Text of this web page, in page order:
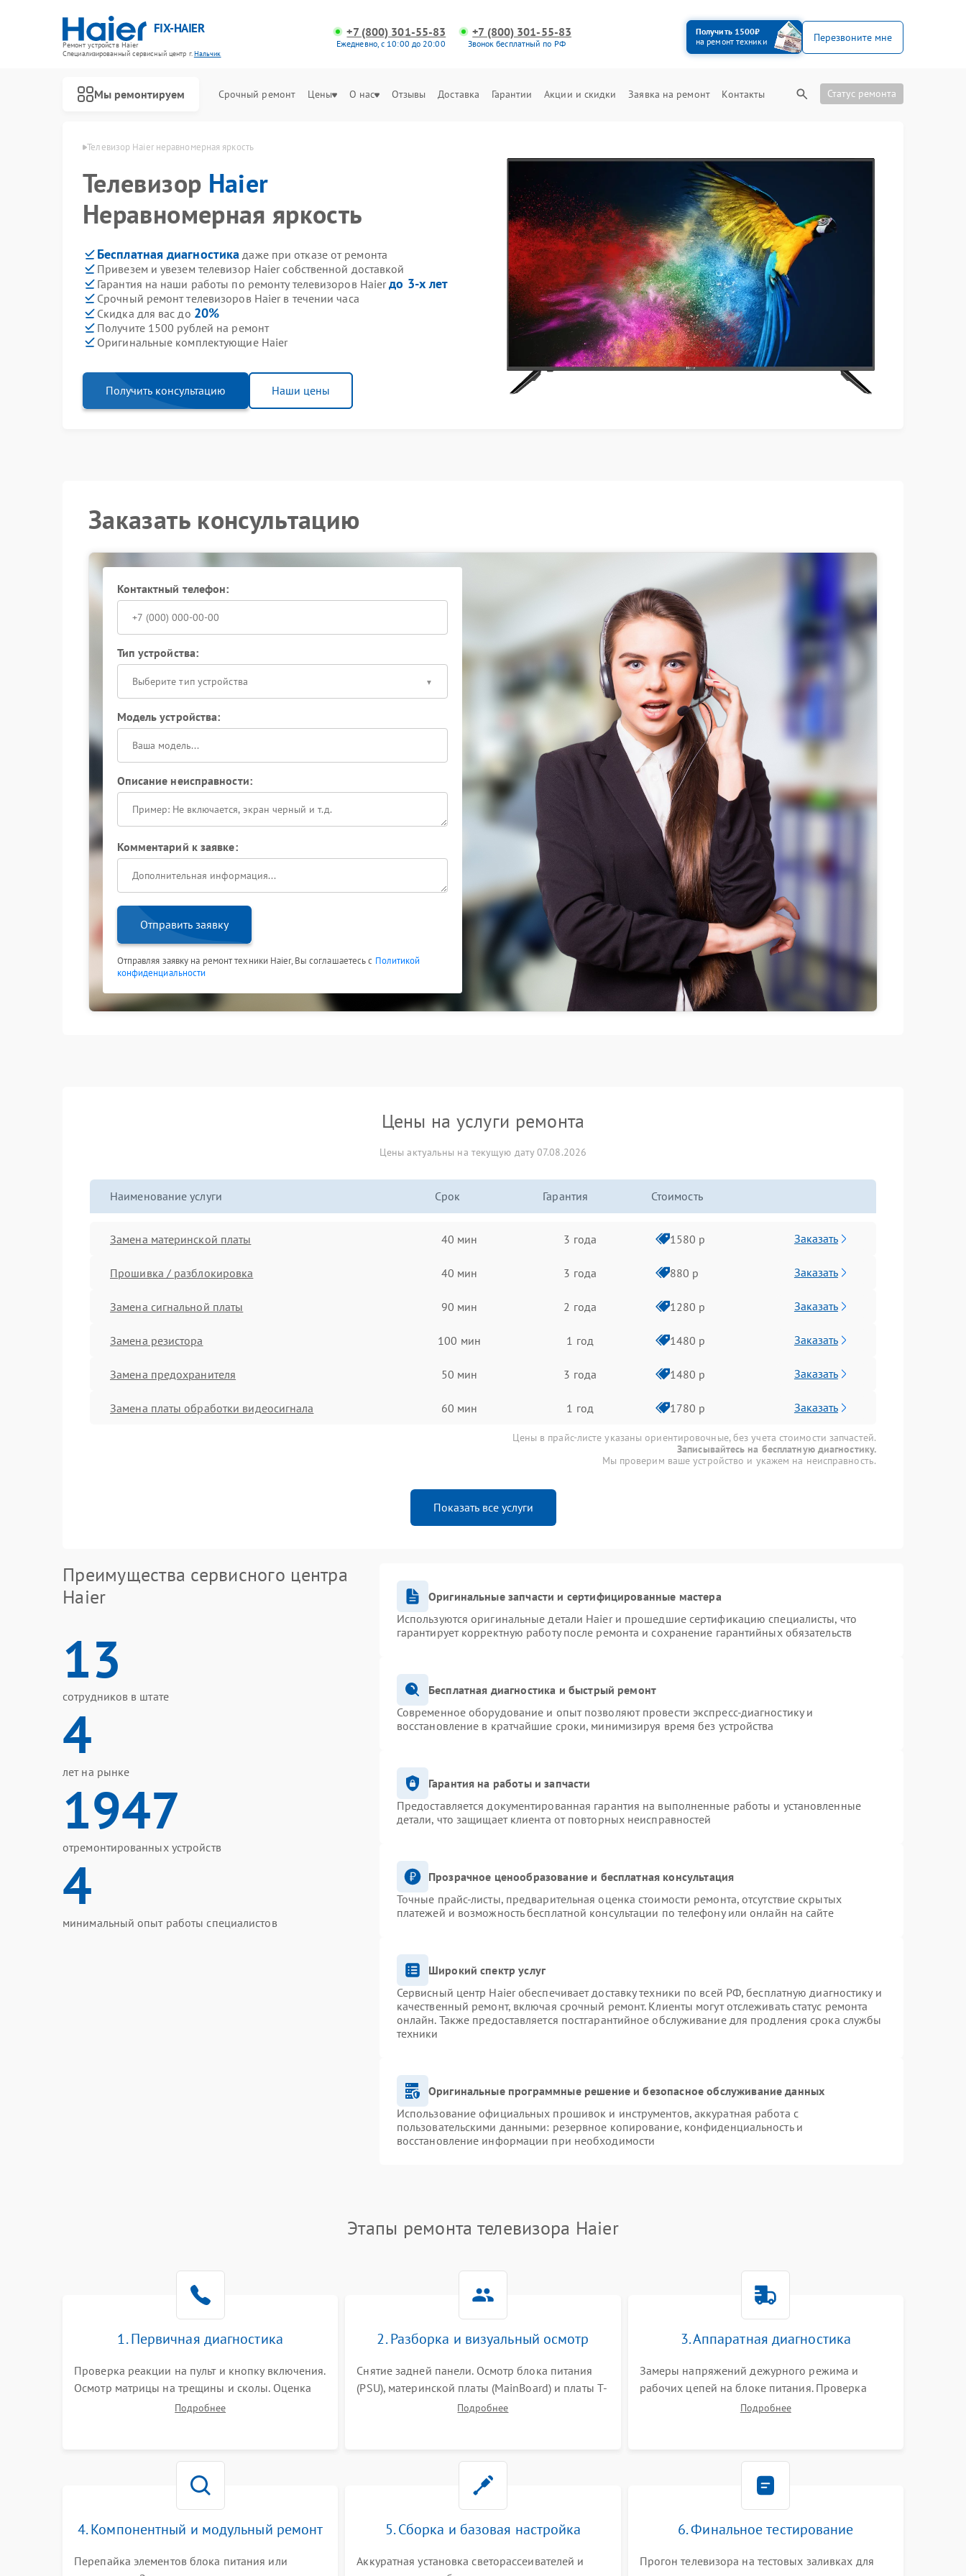
FIX-HAIER
Ремонт устройств Haier
Специализированный cервисный центр г.Нальчик
+7 (800) 301-55-83
Ежедневно, с 10:00 до 20:00
+7 (800) 301-55-83
Звонок бесплатный по РФ
Получить 1500₽
на ремонт техники
Перезвоните мне
Мы ремонтируем Срочный ремонт Цены О нас Отзывы Доставка Гарантии Акции и скидки Заявка на ремонт Контакты Статус ремонта
Haier в Нальчике Телевизор Haier неравномерная яркость
Телевизор Haier
Неравномерная яркость
Бесплатная диагностика даже при отказе от ремонта
Привезем и увезем телевизор Haier собственной доставкой
Гарантия на наши работы по ремонту телевизоров Haierдо 3-х лет
Срочный ремонт телевизоров Haier в течении часа
Скидка для вас до 20%
Получите 1500 рублей на ремонт
Оригинальные комплектующие Haier
Получить консультацию Наши цены
Заказать консультацию
Контактный телефон:
Тип устройства:
Выберите тип устройства
Модель устройства:
Описание неисправности:
Комментарий к заявке:
Отправить заявку
Отправляя заявку на ремонт техники Haier, Вы соглашаетесь с Политикой
конфиденциальности
Цены на услуги ремонта
Цены актуальны на текущую дату 07.08.2026
Наименование услуги Срок Гарантия Стоимость
Замена материнской платы 40 мин 3 года 1580 р Заказать
Прошивка / разблокировка 40 мин 3 года 880 р Заказать
Замена сигнальной платы 90 мин 2 года 1280 р Заказать
Замена резистора 100 мин 1 год 1480 р Заказать
Замена предохранителя 50 мин 3 года 1480 р Заказать
Замена платы обработки видеосигнала 60 мин 1 год 1780 р Заказать
Цены в прайс-листе указаны ориентировочные, без учета стоимости запчастей.
Записывайтесь на бесплатную диагностику.
Мы проверим ваше устройство и укажем на неисправность.
Показать все услуги
Преимущества сервисного центра
Haier
13
сотрудников в штате
4
лет на рынке
1947
отремонтированных устройств
4
минимальный опыт работы специалистов
Оригинальные запчасти и сертифицированные мастера
Используются оригинальные детали Haier и прошедшие сертификацию специалисты, что
гарантирует корректную работу после ремонта и сохранение гарантийных обязательств
Бесплатная диагностика и быстрый ремонт
Современное оборудование и опыт позволяют провести экспресс-диагностику и
восстановление в кратчайшие сроки, минимизируя время без устройства
Гарантия на работы и запчасти
Предоставляется документированная гарантия на выполненные работы и установленные
детали, что защищает клиента от повторных неисправностей
Прозрачное ценообразование и бесплатная консультация
Точные прайс-листы, предварительная оценка стоимости ремонта, отсутствие скрытых
платежей и возможность бесплатной консультации по телефону или онлайн на сайте
Широкий спектр услуг
Сервисный центр Haier обеспечивает доставку техники по всей РФ, бесплатную диагностику и
качественный ремонт, включая срочный ремонт. Клиенты могут отслеживать статус ремонта
онлайн. Также предоставляется постгарантийное обслуживание для продления срока службы
техники
Оригинальные программные решение и безопасное обслуживание данных
Использование официальных прошивок и инструментов, аккуратная работа с
пользовательскими данными: резервное копирование, конфиденциальность и
восстановление информации при необходимости
Этапы ремонта телевизора Haier
1. Первичная диагностика
Проверка реакции на пульт и кнопку включения.
Осмотр матрицы на трещины и сколы. Оценка
звука, наличия подсветки и индикаторов
Подробнее
2. Разборка и визуальный осмотр
Снятие задней панели. Осмотр блока питания
(PSU), материнской платы (MainBoard) и платы T-
Con на вздутые конденсаторы, прогары,
Подробнее
3. Аппаратная диагностика
Замеры напряжений дежурного режима и
рабочих цепей на блоке питания. Проверка
видеосигналов на плате T-Con с помощью
Подробнее
4. Компонентный и модульный ремонт
Перепайка элементов блока питания или
5. Сборка и базовая настройка
Аккуратная установка светорассеивателей и
6. Финальное тестирование
Прогон телевизора на тестовых заливках для